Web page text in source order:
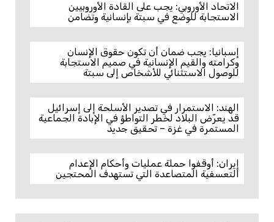
الاتحاد الأوروبي: يجب على القادة الأوروبيين
الاستجابة للوضع في سبتة بإنسانية وتضامن
إسبانيا: يجب ضمان أن تكون حقوق الإنسان
وكرامته والقيم الإنسانية في صميم الاستجابة
للوصول الاستثنائي للأشخاص إلى سبتة
الهند: الاستمرار في تصدير الأسلحة إلى إسرائيل
قد يعرّض البلاد لخطر التواطؤ في الإبادة الجماعية
المستمرة في غزة – تحقيق جديد
إيران: أوقفوا حملة عمليات وأحكام الإعدام
التعسفية المتصاعدة التي تستهدف المحتجين